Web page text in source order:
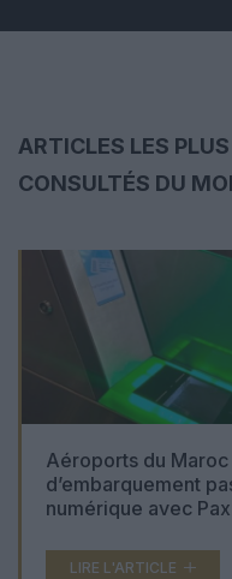
ARTICLES LES PLUS
CONSULTÉS DU
Aéroports du Maroc
d’embarquement
numérique avec
LIRE L'ARTICLE